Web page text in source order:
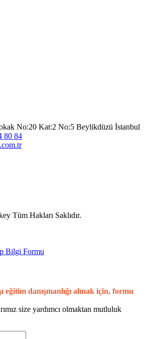
No:20 Kat:2 No:5 Beylikdüzü İstanbul
80 84
Tüm Hakları Saklıdır.
Bilgi Formu
eğitim danışmanlığı almak için, formu
size yardımcı olmaktan mutluluk